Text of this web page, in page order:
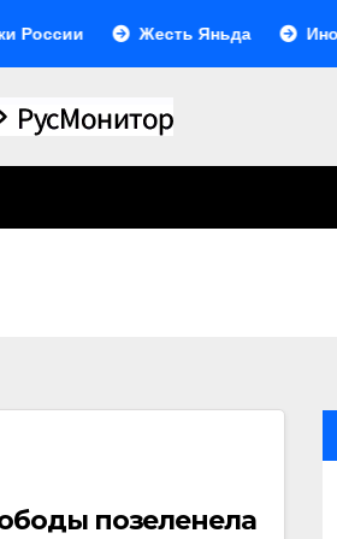
Жесть Яньда Иногда они
позеленела